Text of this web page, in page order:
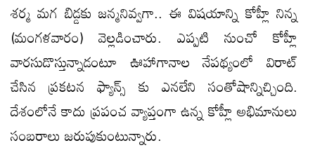
శర్మ మగ బిడ్డకు జన్మనివ్వగా.. ఈ విషయాన్ని కోహ్లీ నిన్న
(మంగళవారం) వెల్లడించారు. ఎప్పటి నుంచో కోహ్లీ
వారసుడొస్తున్నాడంటూ ఊహాగానాల నేపథ్యంలో విరాట్
చేసిన ప్రకటన ఫ్యాన్స్ కు ఎనలేని సంతోషాన్నిచ్చింది.
దేశంలోనే కాదు ప్రపంచ వ్యాప్తంగా ఉన్న కోహ్లీ అభిమానులు
సంబరాలు జరుపుకుంటున్నారు.